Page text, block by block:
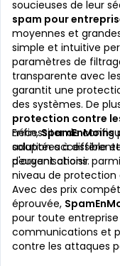
soucieuses de leur
spam pour
moyennes et
simple et intuitive
paramètres de
transparente avec
garantit une
des systèmes. De
protection contre
nécessiter de
solution accessible
d'organisations.
Enfin,SpamEnMoins
adaptées à
peuvent choisir
niveau de protection
Avec des prix
éprouvée,
pour toute
communications et
contre les attaques